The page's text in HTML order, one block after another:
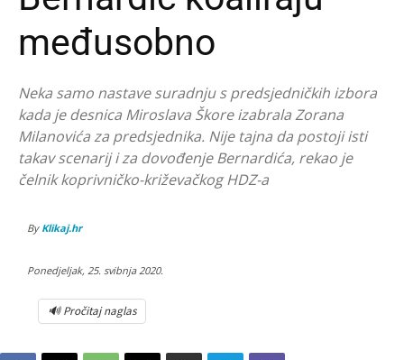
međusobno
Neka samo nastave suradnju s predsjedničkih izbora
kada je desnica Miroslava Škore izabrala Zorana
Milanovića za predsjednika. Nije tajna da postoji isti
takav scenarij i za dovođenje Bernardića, rekao je
čelnik koprivničko-križevačkog HDZ-a
By Klikaj.hr
Ponedjeljak, 25. svibnja 2020.
🔊 Pročitaj naglas